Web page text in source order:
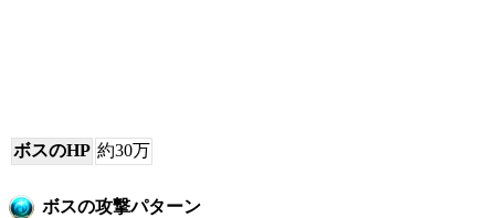
ボスのHP 約30万
ボスの攻撃パターン